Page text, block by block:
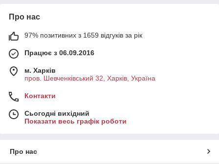
Про нас
97% позитивних з 1659 відгуків за рік
Працює з 06.09.2016
м. Харків
пров. Шевченківський 32, Харків, Україна
Контакти
Сьогодні вихідний
Показати весь графік роботи
Про нас